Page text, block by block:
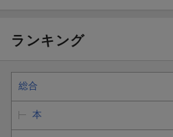
ランキング
総合
本